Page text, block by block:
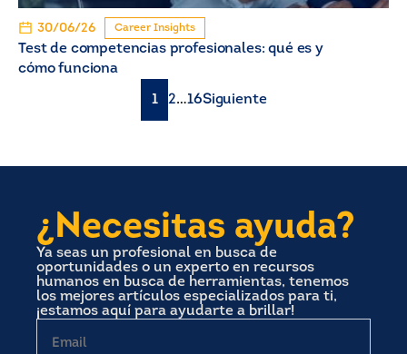
30/06/26 Career Insights
Test de competencias profesionales: qué es y
cómo funciona
Paginación
1 2…16Siguiente
¿Necesitas ayuda?
Ya seas un profesional en busca de
oportunidades o un experto en recursos
humanos en busca de herramientas, tenemos
los mejores artículos especializados para ti,
¡estamos aquí para ayudarte a brillar!